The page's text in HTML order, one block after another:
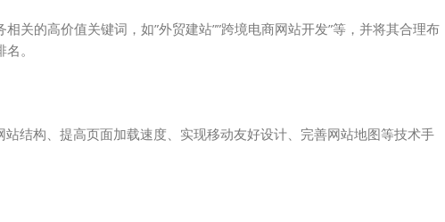
关的高价值关键词，如”外贸建站””跨境电商网站开发”等，并将其合理布
。
结构、提高页面加载速度、实现移动友好设计、完善网站地图等技术手